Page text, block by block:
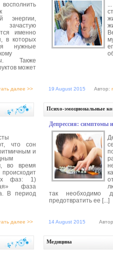
энергии,
именно
в которых
нужные
Также
может
далее >> 19 August 2015 Автор:
что сон
и
во время
х фаз: 1)
фаза
В период
далее >>
Психо-эмоциональные
Депрессия: симптомы
так необходимо
предотвратить ее [...]
14 August 2015
Медицина